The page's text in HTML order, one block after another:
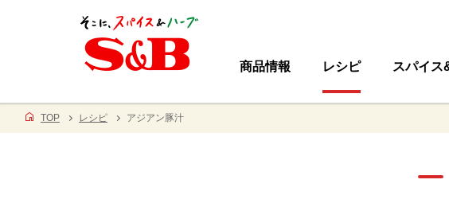
商品情報 レシピ スパイス
TOP レシピ アジアン豚汁